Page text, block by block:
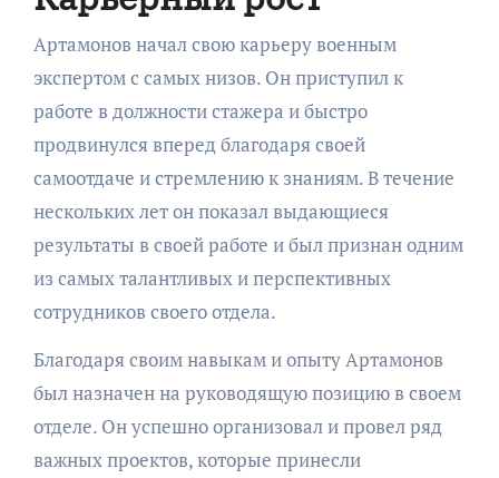
Артамонов начал свою карьеру военным
экспертом с самых низов. Он приступил к
работе в должности стажера и быстро
продвинулся вперед благодаря своей
самоотдаче и стремлению к знаниям. В течение
нескольких лет он показал выдающиеся
результаты в своей работе и был признан одним
из самых талантливых и перспективных
сотрудников своего отдела.
Благодаря своим навыкам и опыту Артамонов
был назначен на руководящую позицию в своем
отделе. Он успешно организовал и провел ряд
важных проектов, которые принесли